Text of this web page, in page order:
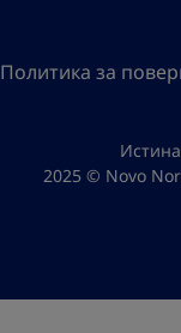
Политика за
2025 © Novo